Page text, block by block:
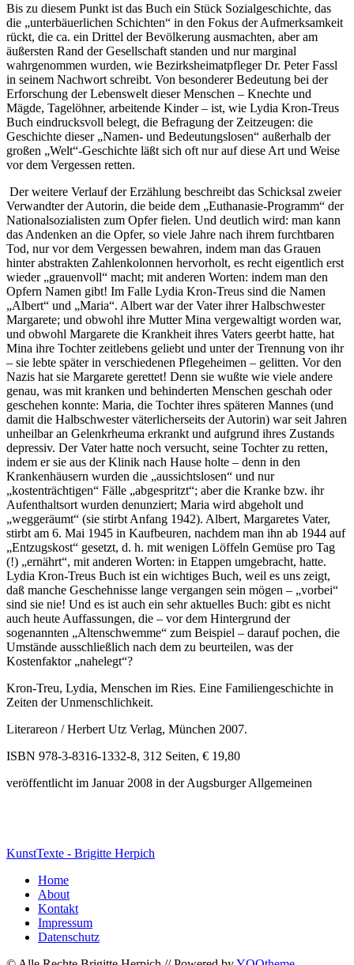
Bis zu diesem Punkt ist das Buch ein Stück Sozialgeschichte, das
die „unterbäuerlichen Schichten“ in den Fokus der Aufmerksamkeit
rückt, die ca. ein Drittel der Bevölkerung ausmachten, aber am
äußersten Rand der Gesellschaft standen und nur marginal
wahrgenommen wurden, wie Bezirksheimatpfleger Dr. Peter Fassl
in seinem Nachwort schreibt. Von besonderer Bedeutung bei der
Erforschung der Lebenswelt dieser Menschen – Knechte und
Mägde, Tagelöhner, arbeitende Kinder – ist, wie Lydia Kron-Treus
Buch eindrucksvoll belegt, die Befragung der Zeitzeugen: die
Geschichte dieser „Namen- und Bedeutungslosen“ außerhalb der
großen „Welt“-Geschichte läßt sich oft nur auf diese Art und Weise
vor dem Vergessen retten.
Der weitere Verlauf der Erzählung beschreibt das Schicksal zweier
Verwandter der Autorin, die beide dem „Euthanasie-Programm“ der
Nationalsozialisten zum Opfer fielen. Und deutlich wird: man kann
das Andenken an die Opfer, so viele Jahre nach ihrem furchtbaren
Tod, nur vor dem Vergessen bewahren, indem man das Grauen
hinter abstrakten Zahlenkolonnen hervorholt, es recht eigentlich erst
wieder „grauenvoll“ macht; mit anderen Worten: indem man den
Opfern Namen gibt! Im Falle Lydia Kron-Treus sind die Namen
„Albert“ und „Maria“. Albert war der Vater ihrer Halbschwester
Margarete; und obwohl ihre Mutter Mina vergewaltigt worden war,
und obwohl Margarete die Krankheit ihres Vaters geerbt hatte, hat
Mina ihre Tochter zeitlebens geliebt und unter der Trennung von ihr
– sie lebte später in verschiedenen Pflegeheimen – gelitten. Vor den
Nazis hat sie Margarete gerettet! Denn sie wußte wie viele andere
genau, was mit kranken und behinderten Menschen geschah oder
geschehen konnte: Maria, die Tochter ihres späteren Mannes (und
damit die Halbschwester väterlicherseits der Autorin) war seit Jahren
unheilbar an Gelenkrheuma erkrankt und aufgrund ihres Zustands
depressiv. Der Vater hatte noch versucht, seine Tochter zu retten,
indem er sie aus der Klinik nach Hause holte – denn in den
Krankenhäusern wurden die „aussichtslosen“ und nur
„kostenträchtigen“ Fälle „abgespritzt“; aber die Kranke bzw. ihr
Aufenthaltsort wurden denunziert; Maria wird abgeholt und
„weggeräumt“ (sie stirbt Anfang 1942). Albert, Margaretes Vater,
stirbt am 6. Mai 1945 in Kaufbeuren, nachdem man ihn ab 1944 auf
„Entzugskost“ gesetzt, d. h. mit wenigen Löffeln Gemüse pro Tag
(!) „ernährt“, mit anderen Worten: in Etappen umgebracht, hatte.
Lydia Kron-Treus Buch ist ein wichtiges Buch, weil es uns zeigt,
daß manche Geschehnisse lange vergangen sein mögen – „vorbei“
sind sie nie! Und es ist auch ein sehr aktuelles Buch: gibt es nicht
auch heute Auffassungen, die – vor dem Hintergrund der
sogenannten „Altenschwemme“ zum Beispiel – darauf pochen, die
Umstände ausschließlich nach dem zu beurteilen, was der
Kostenfaktor „nahelegt“?
Kron-Treu, Lydia, Menschen im Ries. Eine Familiengeschichte in
Zeiten der Unmenschlichkeit.
Literareon / Herbert Utz Verlag, München 2007.
ISBN 978-3-8316-1332-8, 312 Seiten, € 19,80
veröffentlicht im Januar 2008 in der Augsburger Allgemeinen
KunstTexte - Brigitte Herpich
Home
About
Kontakt
Impressum
Datenschutz